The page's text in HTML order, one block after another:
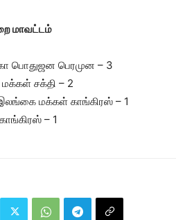
மாவட்டம்
பொதுஜன பெரமுன – 3
சக்தி – 2
மக்கள் காங்கிரஸ் – 1
– 1